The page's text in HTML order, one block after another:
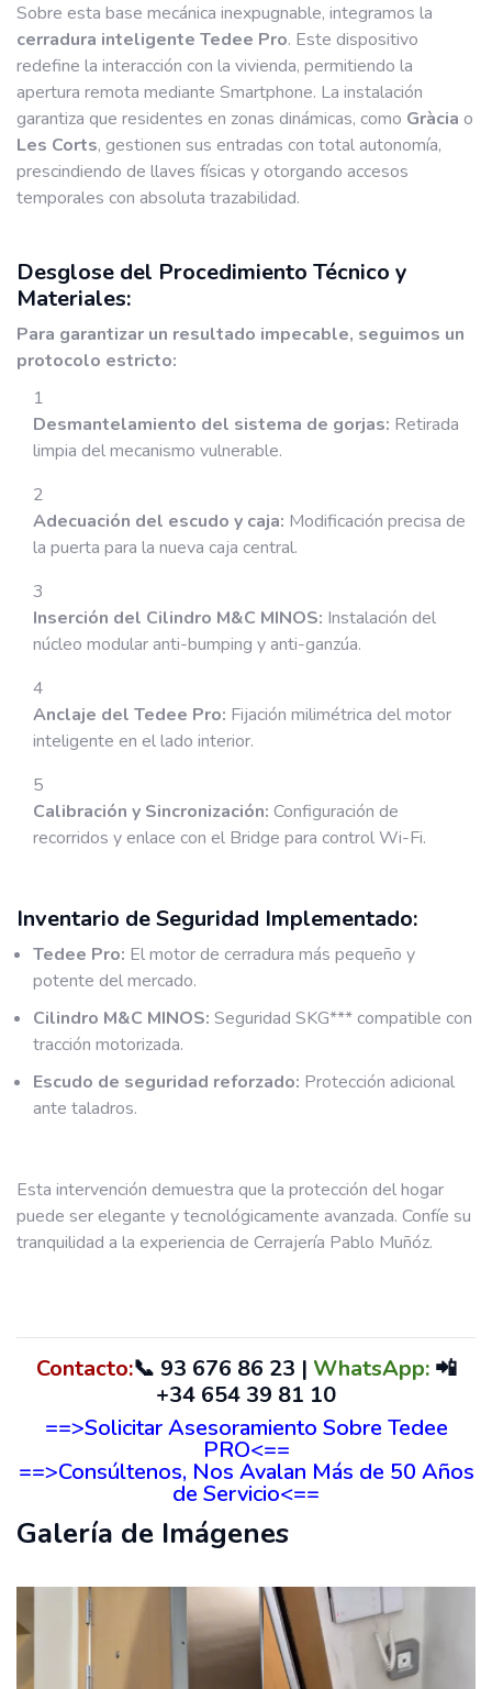
Sobre esta base mecánica inexpugnable, integramos la
cerradura inteligente Tedee Pro. Este dispositivo
redefine la interacción con la vivienda, permitiendo la
apertura remota mediante Smartphone. La instalación
garantiza que residentes en zonas dinámicas, como Gràcia o
Les Corts, gestionen sus entradas con total autonomía,
prescindiendo de llaves físicas y otorgando accesos
temporales con absoluta trazabilidad.
Desglose del Procedimiento Técnico y
Materiales:
Para garantizar un resultado impecable, seguimos un
protocolo estricto:
Desmantelamiento del sistema de gorjas: Retirada
limpia del mecanismo vulnerable.
Adecuación del escudo y caja: Modificación precisa de
la puerta para la nueva caja central.
Inserción del Cilindro M&C MINOS: Instalación del
núcleo modular anti-bumping y anti-ganzúa.
Anclaje del Tedee Pro: Fijación milimétrica del motor
inteligente en el lado interior.
Calibración y Sincronización: Configuración de
recorridos y enlace con el Bridge para control Wi-Fi.
Inventario de Seguridad Implementado:
Tedee Pro: El motor de cerradura más pequeño y
potente del mercado.
Cilindro M&C MINOS: Seguridad SKG*** compatible con
tracción motorizada.
Escudo de seguridad reforzado: Protección adicional
ante taladros.
Esta intervención demuestra que la protección del hogar
puede ser elegante y tecnológicamente avanzada. Confíe su
tranquilidad a la experiencia de Cerrajería Pablo Muñóz.
Contacto:📞 93 676 86 23 | WhatsApp:📲
+34 654 39 81 10
==>Solicitar Asesoramiento Sobre Tedee
PRO<==
==>Consúltenos, Nos Avalan Más de 50 Años
de Servicio<==
Galería de Imágenes